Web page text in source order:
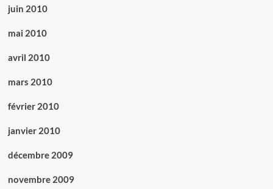
juin 2010
mai 2010
avril 2010
mars 2010
février 2010
janvier 2010
décembre 2009
novembre 2009